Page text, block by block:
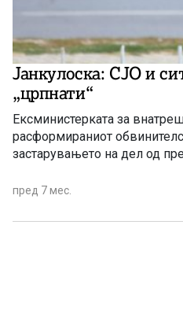
Јанкулоска: СЈО и
„црпнати“
Ексминистерката за
расформираниот
застарувањето на дел од
пред 7 мес.